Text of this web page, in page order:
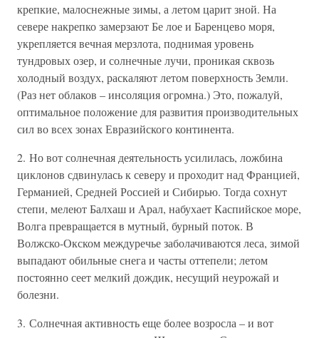
крепкие, малоснежные зимы, а летом царит зной. На
севере накрепко замерзают Бе лое и Баренцево моря,
укрепляется вечная мерзлота, поднимая уровень
тундровых озер, и солнечные лучи, проникая сквозь
холодный воздух, раскаляют летом поверхность Земли.
(Раз нет облаков – инсоляция огромна.) Это, пожалуй,
оптимальное положение для развития производительных
сил во всех зонах Евразийского континента.
2. Но вот солнечная деятельность усилилась, ложбина
циклонов сдвинулась к северу и проходит над Францией,
Германией, Средней Россией и Сибирью. Тогда сохнут
степи, мелеют Балхаш и Арал, набухает Каспийское море,
Волга превращается в мутный, бурный поток. В
Волжско-Окском междуречье заболачиваются леса, зимой
выпадают обильные снега и часты оттепели; летом
постоянно сеет мелкий дождик, несущий неурожай и
болезни.
3. Солнечная активность еще более возросла – и вот